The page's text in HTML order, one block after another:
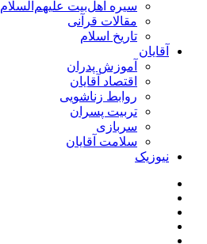
سیره اهل‌بیت علیهم‌السلام
مقالات قرآنی
تاریخ اسلام
آقایان
آموزش پدران
اقتصاد آقایان
روابط زناشویی
تربیت پسران
سربازی
سلامت آقایان
نیوزیک